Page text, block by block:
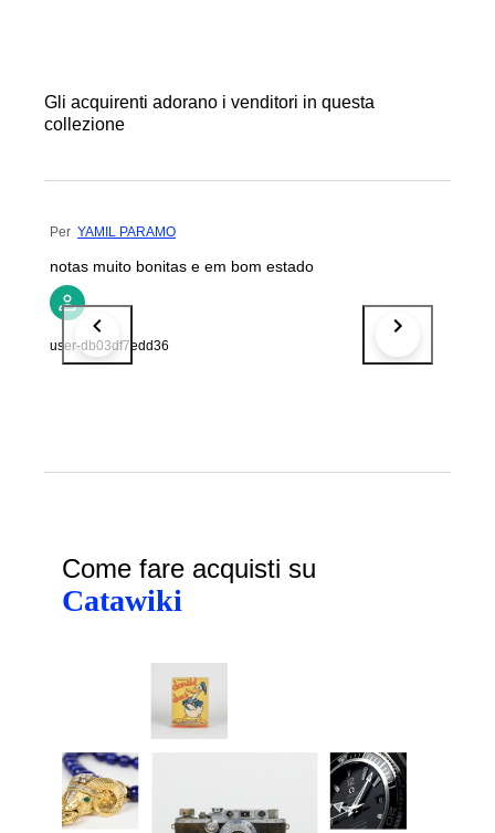
Gli acquirenti adorano i venditori in questa
collezione
Per YAMIL PARAMO
notas muito bonitas e em bom estado
user-db03df7edd36
Come fare acquisti su
Catawiki